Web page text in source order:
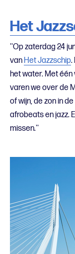
Het
''Op zaterdag 24
vanHet Jazzschip.
het water. Met één
varen we over de
of wijn, de zon in
afrobeats en jazz.
missen.''